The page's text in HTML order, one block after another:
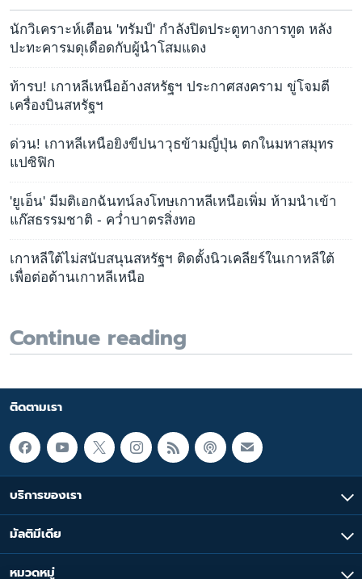
นักวิเคราะห์เตือน 'ทรัมป์' กำลังปิดประตูทางการทูต หลัง
ปะทะคารมดุเดือดกับผู้นำโสมแดง
ท้ารบ! เกาหลีเหนืออ้างสหรัฐฯ ประกาศสงคราม ขู่โจมตี
เครื่องบินสหรัฐฯ
ด่วน! เกาหลีเหนือยิงขีปนาวุธข้ามญี่ปุ่น ตกในมหาสมุทร
แปซิฟิก
'ยูเอ็น' มีมติเอกฉันทน์ลงโทษเกาหลีเหนือเพิ่ม ห้ามนำเข้า
แก๊สธรรมชาติ - คว่ำบาตรสิ่งทอ
เกาหลีใต้ไม่สนับสนุนสหรัฐฯ ติดตั้งนิวเคลียร์ในเกาหลีใต้
เพื่อต่อต้านเกาหลีเหนือ
Continue reading
ติดตามเรา
บริการของเรา
มัลติมีเดีย
หมวดหมู่